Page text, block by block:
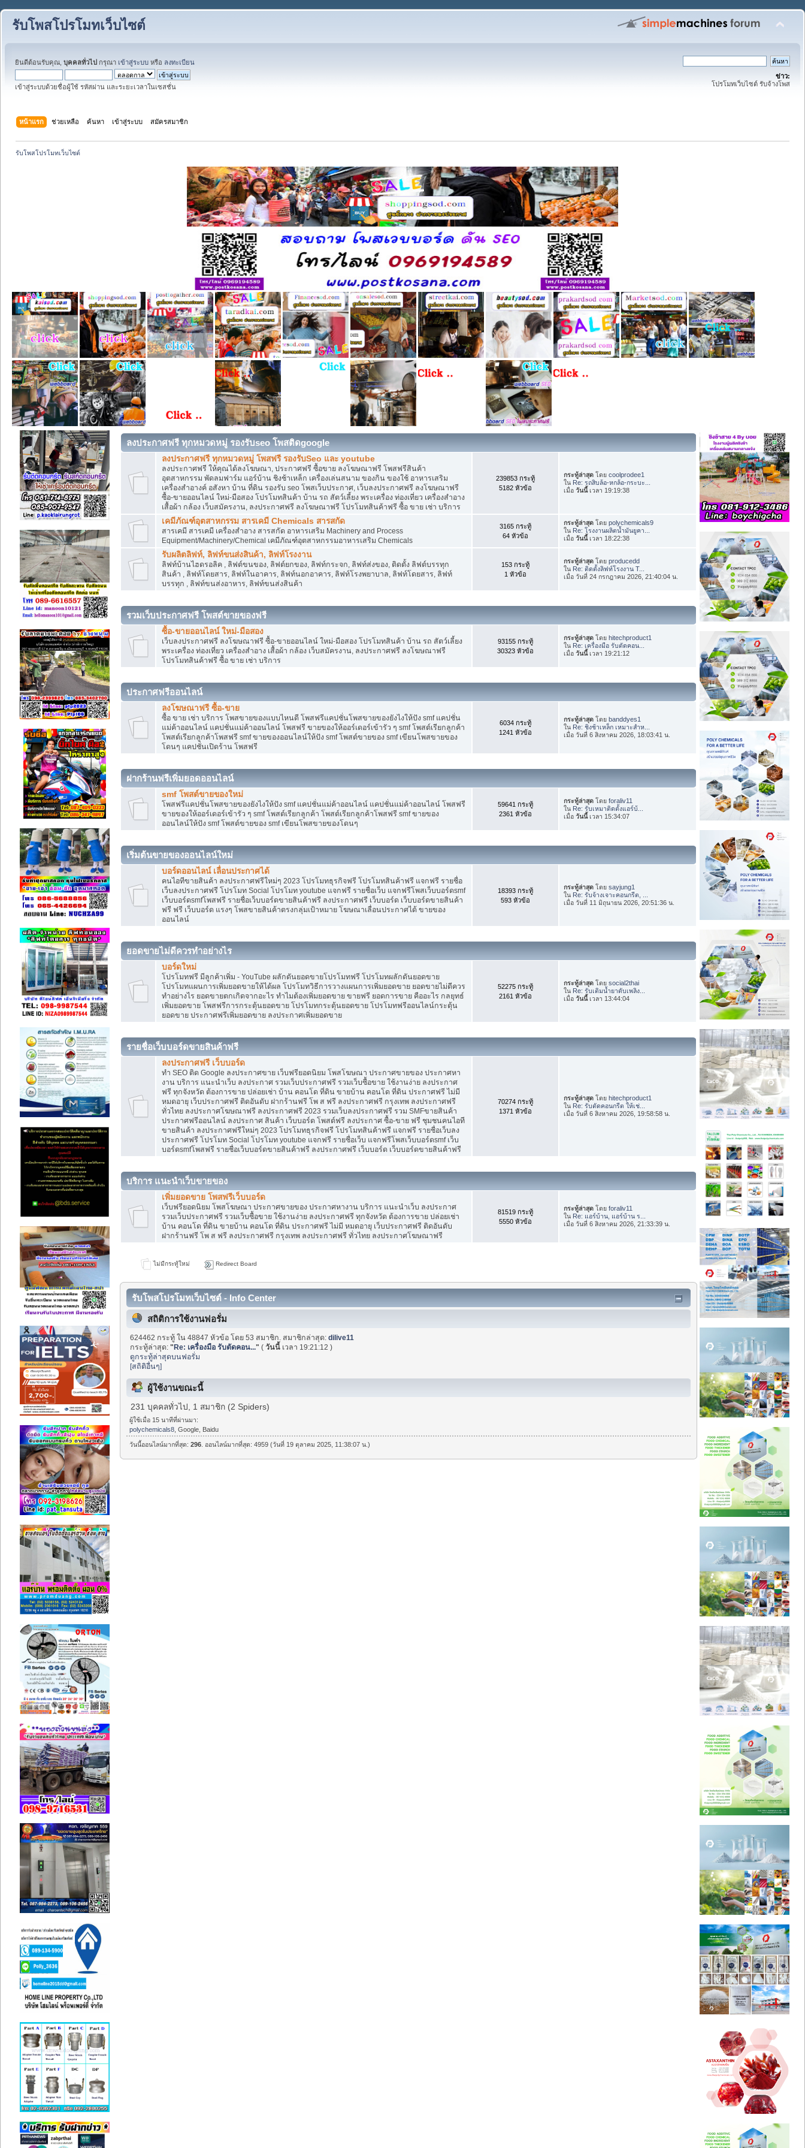
รับโพสโปรโมทเว็บไซต์
ยินดีต้อนรับคุณ, บุคคลทั่วไป กรุณา เข้าสู่ระบบ หรือ ลงทะเบียน
เข้าสู่ระบบด้วยชื่อผู้ใช้ รหัสผ่าน และระยะเวลาในเซสชั่น
ข่าว:
โปรโมทเว็บไซต์ รับจ้างโพส
หน้าแรก ช่วยเหลือ ค้นหา เข้าสู่ระบบ สมัครสมาชิก
รับโพสโปรโมทเว็บไซต์
ลงประกาศฟรี ทุกหมวดหมู่ รองรับseo โพสติดgoogle
ลงประกาศฟรี ทุกหมวดหมู่ โพสฟรี รองรับSeo และ youtube
ลงประกาศฟรี ให้คุณได้ลงโฆษณา, ประกาศฟรี ซื้อขาย ลงโฆษณาฟรี โพสฟรีสินค้า
อุตสาหกรรม พัดลมฟาร์ม แอร์บ้าน ชิงช้าเหล็ก เครื่องเล่นสนาม ของกิน ของใช้ อาหารเสริม
เครื่องสำอางค์ อสังหา บ้าน ที่ดิน รองรับ seo โพสเว็บประกาศ, เว็บลงประกาศฟรี ลงโฆษณาฟรี
ซื้อ-ขายออนไลน์ ใหม่-มือสอง โปรโมทสินค้า บ้าน รถ สัตว์เลี้ยง พระเครื่อง ท่องเที่ยว เครื่องสำอาง
เสื้อผ้า กล้อง เว็บสมัครงาน, ลงประกาศฟรี ลงโฆษณาฟรี โปรโมทสินค้าฟรี ซื้อ ขาย เช่า บริการ
239853 กระทู้
5182 หัวข้อ
กระทู้ล่าสุด โดยcoolprodee1
ใน Re: รถสิบล้อ-หกล้อ-กระบะ...
เมื่อวันนี้เวลา 19:19:38
เคมีภัณฑ์อุตสาหกรรม สารเคมี Chemicals สารสกัด
สารเคมี สารเคมี เครื่องสำอาง สารสกัด อาหารเสริม Machinery and Process
Equipment/Machinery/Chemical เคมีภัณฑ์อุตสาหกรรมอาหารเสริม Chemicals
3165 กระทู้
64 หัวข้อ
กระทู้ล่าสุด โดยpolychemicals9
ใน Re: โรงงานผลิตน้ำมันยูคา...
เมื่อวันนี้เวลา 18:22:38
รับผลิตลิฟท์, ลิฟท์ขนส่งสินค้า, ลิฟท์โรงงาน
ลิฟท์บ้านไฮดรอลิค , ลิฟต์ขนของ, ลิฟต์ยกของ, ลิฟท์กระจก, ลิฟท์ส่งของ, ติดตั้ง ลิฟต์บรรทุก
สินค้า , ลิฟท์โดยสาร, ลิฟท์ในอาคาร, ลิฟท์นอกอาคาร, ลิฟท์โรงพยาบาล, ลิฟท์โดยสาร, ลิฟท์
บรรทุก , ลิฟท์ขนส่งอาหาร, ลิฟท์ขนส่งสินค้า
153 กระทู้
1 หัวข้อ
กระทู้ล่าสุด โดยproducedd
ใน Re: ติดตั้งลิฟท์โรงงาน T...
เมื่อ วันที่ 24 กรกฎาคม 2026, 21:40:04 น.
รวมเว็บประกาศฟรี โพสต์ขายของฟรี
ซื้อ-ขายออนไลน์ ใหม่-มือสอง
เว็บลงประกาศฟรี ลงโฆษณาฟรี ซื้อ-ขายออนไลน์ ใหม่-มือสอง โปรโมทสินค้า บ้าน รถ สัตว์เลี้ยง
พระเครื่อง ท่องเที่ยว เครื่องสำอาง เสื้อผ้า กล้อง เว็บสมัครงาน, ลงประกาศฟรี ลงโฆษณาฟรี
โปรโมทสินค้าฟรี ซื้อ ขาย เช่า บริการ
93155 กระทู้
30323 หัวข้อ
กระทู้ล่าสุด โดยhitechproduct1
ใน Re: เครื่องมือ รับตัดคอน...
เมื่อวันนี้เวลา 19:21:12
ประกาศฟรีออนไลน์
ลงโฆษณาฟรี ซื้อ-ขาย
ซื้อ ขาย เช่า บริการ โพสขายของแบบไหนดี โพสฟรีแคปชั่นโพสขายของยังไงให้ปัง smf แคปชั่น
แม่ค้าออนไลน์ แคปชั่นแม่ค้าออนไลน์ โพสฟรี ขายของให้ออร์เดอร์เข้ารัว ๆ smf โพสต์เรียกลูกค้า
โพสต์เรียกลูกค้าโพสฟรี smf ขายของออนไลน์ให้ปัง smf โพสต์ขายของ smf เขียนโพสขายของ
โดนๆ แคปชั่นเปิดร้าน โพสฟรี
6034 กระทู้
1241 หัวข้อ
กระทู้ล่าสุด โดยbanddyes1
ใน Re: ชิงช้าเหล็ก เหมาะสำห...
เมื่อ วันที่ 6 สิงหาคม 2026, 18:03:41 น.
ฝากร้านฟรีเพิ่มยอดออนไลน์
smf โพสต์ขายของใหม่
โพสฟรีแคปชั่นโพสขายของยังไงให้ปัง smf แคปชั่นแม่ค้าออนไลน์ แคปชั่นแม่ค้าออนไลน์ โพสฟรี
ขายของให้ออร์เดอร์เข้ารัว ๆ smf โพสต์เรียกลูกค้า โพสต์เรียกลูกค้าโพสฟรี smf ขายของ
ออนไลน์ให้ปัง smf โพสต์ขายของ smf เขียนโพสขายของโดนๆ
59641 กระทู้
2361 หัวข้อ
กระทู้ล่าสุด โดยforaliv11
ใน Re: รับเหมาติดตั้งแอร์บ้...
เมื่อวันนี้เวลา 15:34:07
เริ่มต้นขายของออนไลน์ใหม่
บอร์ดออนไลน์ เลื่อนประกาศได้
คนไอทีขายสินค้า ลงประกาศฟรีใหม่ๆ 2023 โปรโมทธุรกิจฟรี โปรโมทสินค้าฟรี แจกฟรี รายชื่อ
เว็บลงประกาศฟรี โปรโมท Social โปรโมท youtube แจกฟรี รายชื่อเว็บ แจกฟรีโพสเว็บบอร์ดsmf
เว็บบอร์ดsmfโพสฟรี รายชื่อเว็บบอร์ดขายสินค้าฟรี ลงประกาศฟรี เว็บบอร์ด เว็บบอร์ดขายสินค้า
ฟรี ฟรี เว็บบอร์ด แรงๆ โพสขายสินค้าตรงกลุ่มเป้าหมาย โฆษณาเลื่อนประกาศได้ ขายของ
ออนไลน์
18393 กระทู้
593 หัวข้อ
กระทู้ล่าสุด โดยsayjung1
ใน Re: รับจ้างเจาะคอนกรีต, ...
เมื่อ วันที่ 11 มิถุนายน 2026, 20:51:36 น.
ยอดขายไม่ดีควรทำอย่างไร
บอร์ดใหม่
โปรโมทฟรี มีลูกค้าเพิ่ม - YouTube ผลักดันยอดขายโปรโมทฟรี โปรโมทผลักดันยอดขาย
โปรโมทแผนการเพิ่มยอดขายให้ได้ผล โปรโมทวิธีการวางแผนการเพิ่มยอดขาย ยอดขายไม่ดีควร
ทำอย่างไร ยอดขายตกเกิดจากอะไร ทำไมต้องเพิ่มยอดขาย ขายฟรี ยอดการขาย คืออะไร กลยุทธ์
เพิ่มยอดขาย โพสฟรีการกระตุ้นยอดขาย โปรโมทกระตุ้นยอดขาย โปรโมทฟรีออนไลน์กระตุ้น
ยอดขาย ประกาศฟรีเพิ่มยอดขาย ลงประกาศเพิ่มยอดขาย
52275 กระทู้
2161 หัวข้อ
กระทู้ล่าสุด โดยsocial2thai
ใน Re: รับเติมน้ำยาดับเพลิง...
เมื่อวันนี้เวลา 13:44:04
รายชื่อเว็บบอร์ดขายสินค้าฟรี
ลงประกาศฟรี เว็บบอร์ด
ทำ SEO ติด Google ลงประกาศขาย เว็บฟรียอดนิยม โพสโฆษณา ประกาศขายของ ประกาศหา
งาน บริการ แนะนำเว็บ ลงประกาศ รวมเว็บประกาศฟรี รวมเว็บซื้อขาย ใช้งานง่าย ลงประกาศ
ฟรี ทุกจังหวัด ต้องการขาย ปล่อยเช่า บ้าน คอนโด ที่ดิน ขายบ้าน คอนโด ที่ดิน ประกาศฟรี ไม่มี
หมดอายุ เว็บประกาศฟรี ติดอันดับ ฝากร้านฟรี โพ ส ฟรี ลงประกาศฟรี กรุงเทพ ลงประกาศฟรี
ทั่วไทย ลงประกาศโฆษณาฟรี ลงประกาศฟรี 2023 รวมเว็บลงประกาศฟรี รวม SMFขายสินค้า
ประกาศฟรีออนไลน์ ลงประกาศ สินค้า เว็บบอร์ด โพสต์ฟรี ลงประกาศ ซื้อ-ขาย ฟรี ชุมชนคนไอที
ขายสินค้า ลงประกาศฟรีใหม่ๆ 2023 โปรโมทธุรกิจฟรี โปรโมทสินค้าฟรี แจกฟรี รายชื่อเว็บลง
ประกาศฟรี โปรโมท Social โปรโมท youtube แจกฟรี รายชื่อเว็บ แจกฟรีโพสเว็บบอร์ดsmf เว็บ
บอร์ดsmfโพสฟรี รายชื่อเว็บบอร์ดขายสินค้าฟรี ลงประกาศฟรี เว็บบอร์ด เว็บบอร์ดขายสินค้าฟรี
70274 กระทู้
1371 หัวข้อ
กระทู้ล่าสุด โดยhitechproduct1
ใน Re: รับตัดคอนกรีต ให้เช่...
เมื่อ วันที่ 6 สิงหาคม 2026, 19:58:58 น.
บริการ แนะนำเว็บขายของ
เพิ่มยอดขาย โพสฟรีเว็บบอร์ด
เว็บฟรียอดนิยม โพสโฆษณา ประกาศขายของ ประกาศหางาน บริการ แนะนำเว็บ ลงประกาศ
รวมเว็บประกาศฟรี รวมเว็บซื้อขาย ใช้งานง่าย ลงประกาศฟรี ทุกจังหวัด ต้องการขาย ปล่อยเช่า
บ้าน คอนโด ที่ดิน ขายบ้าน คอนโด ที่ดิน ประกาศฟรี ไม่มี หมดอายุ เว็บประกาศฟรี ติดอันดับ
ฝากร้านฟรี โพ ส ฟรี ลงประกาศฟรี กรุงเทพ ลงประกาศฟรี ทั่วไทย ลงประกาศโฆษณาฟรี
81519 กระทู้
5550 หัวข้อ
กระทู้ล่าสุด โดยforaliv11
ใน Re: แอร์บ้าน, แอร์บ้าน ร...
เมื่อ วันที่ 6 สิงหาคม 2026, 21:33:39 น.
ไม่มีกระทู้ใหม่ Redirect Board
รับโพสโปรโมทเว็บไซต์ - Info Center
สถิติการใช้งานฟอรั่ม
624462 กระทู้ ใน 48847 หัวข้อ โดย 53 สมาชิก. สมาชิกล่าสุด:dilive11
กระทู้ล่าสุด:"Re: เครื่องมือ รับตัดคอน..." (วันนี้ เวลา 19:21:12 )
ดูกระทู้ล่าสุดบนฟอรั่ม
[สถิติอื่นๆ]
ผู้ใช้งานขณะนี้
231 บุคคลทั่วไป, 1 สมาชิก (2 Spiders)
ผู้ใช้เมื่อ 15 นาทีที่ผ่านมา:
polychemicals8 , Google, Baidu
วันนี้ออนไลน์มากที่สุด:296 . ออนไลน์มากที่สุด: 4959 (วันที่ 19 ตุลาคม 2025, 11:38:07 น.)